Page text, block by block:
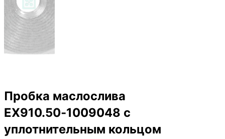
Пробка маслослива
ЕХ910.50‑1009048 с
уплотнительным кольцом